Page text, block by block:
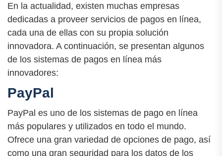
En la actualidad, existen muchas empresas
dedicadas a proveer servicios de pagos en línea,
cada una de ellas con su propia solución
innovadora. A continuación, se presentan algunos
de los sistemas de pagos en línea más
innovadores:
PayPal
PayPal es uno de los sistemas de pago en línea
más populares y utilizados en todo el mundo.
Ofrece una gran variedad de opciones de pago, así
como una gran seguridad para los datos de los